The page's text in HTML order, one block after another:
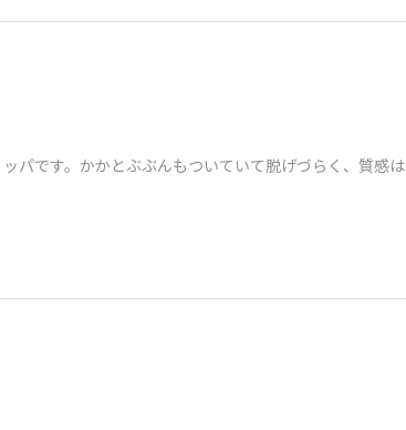
パです。かかとぶぶんもついていて脱げづらく、質感は